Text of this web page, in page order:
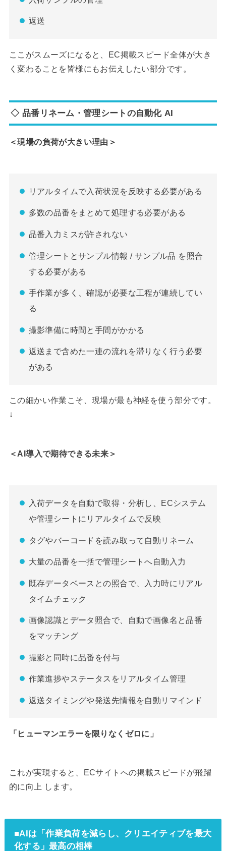
返送
ここがスムーズになると、EC掲載スピード全体が大き
く変わることを皆様にもお伝えしたい部分です。
◇ 品番リネーム・管理シートの自動化 AI
＜現場の負荷が大きい理由＞
リアルタイムで入荷状況を反映する必要がある
多数の品番をまとめて処理する必要がある
品番入力ミスが許されない
管理シートとサンプル情報 / サンプル品 を照合
する必要がある
手作業が多く、確認が必要な工程が連続してい
る
撮影準備に時間と手間がかかる
返送まで含めた一連の流れを滞りなく行う必要
がある
この細かい作業こそ、現場が最も神経を使う部分です。
↓
＜AI導入で期待できる未来＞
入荷データを自動で取得・分析し、ECシステム
や管理シートにリアルタイムで反映
タグやバーコードを読み取って自動リネーム
大量の品番を一括で管理シートへ自動入力
既存データベースとの照合で、入力時にリアル
タイムチェック
画像認識とデータ照合で、自動で画像名と品番
をマッチング
撮影と同時に品番を付与
作業進捗やステータスをリアルタイム管理
返送タイミングや発送先情報を自動リマインド
「ヒューマンエラーを限りなくゼロに」
これが実現すると、ECサイトへの掲載スピードが飛躍
的に向上 します。
■AIは「作業負荷を減らし、クリエイティブを最大
化する」最高の相棒